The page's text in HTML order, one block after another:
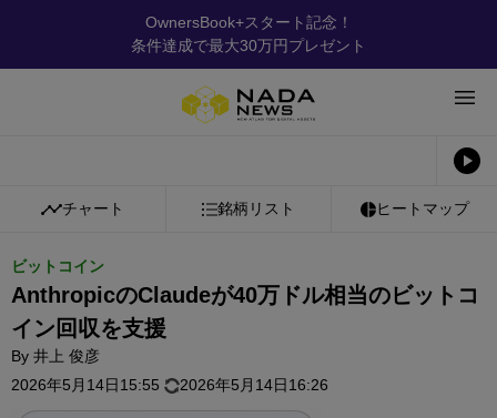
OwnersBook+スタート記念！
条件達成で最大30万円プレゼント
チャート 銘柄リスト ヒートマップ
ビットコイン
AnthropicのClaudeが40万ドル相当のビットコ
イン回収を支援
By 井上 俊彦
2026年5月14日15:55
2026年5月14日16:26